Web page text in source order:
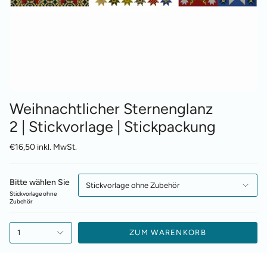
Weihnachtlicher Sternenglanz
2 | Stickvorlage | Stickpackung
€16,50 inkl. MwSt.
Bitte wählen Sie
Stickvorlage ohne
Zubehör
Stickvorlage ohne Zubehör
1 ZUM WARENKORB